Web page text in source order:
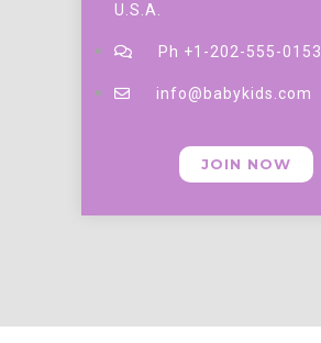
U.S.A.
Ph +1-202-555-0153
info@babykids.com
JOIN NOW